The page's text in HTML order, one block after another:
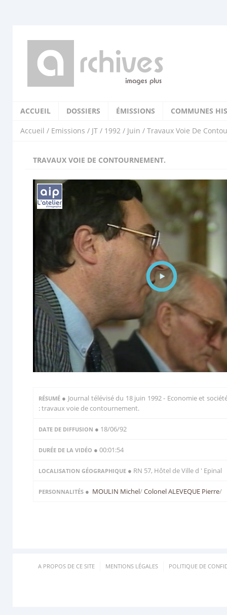
ACCUEIL DOSSIERS ÉMISSIONS COMMUNES
Accueil / Emissions / JT / 1992 / Juin / Travaux Voie De
TRAVAUX VOIE DE CONTOURNEMENT.
RÉSUMÉ ● Journal télévisé du 18 juin 1992 - Economie et
: travaux voie de contournement.
DATE DE DIFFUSION ● 18/06/92
DURÉE DE LA VIDÉO ● 00:01:54
LOCALISATION GÉOGRAPHIQUE ● RN 57, Hôtel de Ville d ' Epinal
PERSONNALITÉS ● MOULIN Michel/Colonel ALEVEQUE Pierre/
A PROPOS DE CE SITE MENTIONS LÉGALES POLITIQUE DE